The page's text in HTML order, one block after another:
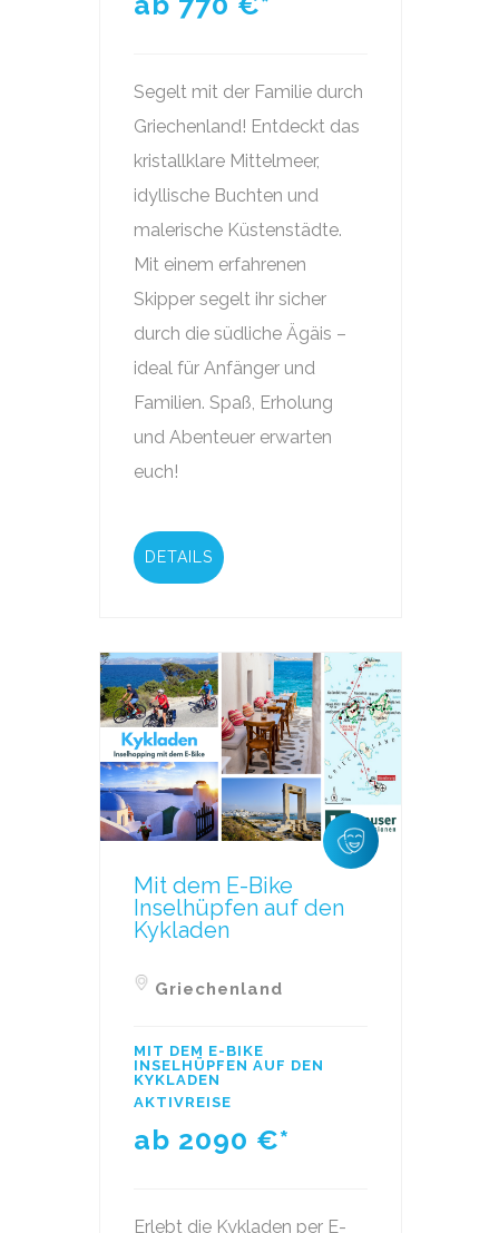
Segelt mit der Familie durch
Griechenland! Entdeckt das
kristallklare Mittelmeer,
idyllische Buchten und
malerische Küstenstädte.
Mit einem erfahrenen
Skipper segelt ihr sicher
durch die südliche Ägäis –
ideal für Anfänger und
Familien. Spaß, Erholung
und Abenteuer erwarten
euch!
DETAILS
Mit dem E-Bike
Inselhüpfen auf den
Kykladen
Griechenland
MIT DEM E-BIKE
INSELHÜPFEN AUF DEN
KYKLADEN
AKTIVREISE
ab 2090 €*
Erlebt die Kykladen per E-